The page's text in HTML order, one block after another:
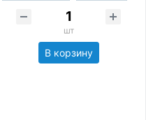
шт
В корзину